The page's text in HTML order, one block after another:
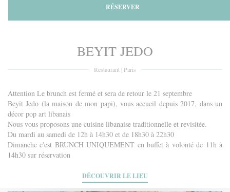
RÉSERVER
BEYIT JEDO
Restaurant | Paris
Attention Le brunch est fermé et sera de retour le 21 septembre
Beyït Jedo (la maison de mon papi), vous accueil depuis 2017, dans un
décor pop art libanais
Nous vous proposons une cuisine libanaise traditionnelle et revisitée.
Du mardi au samedi de 12h à 14h30 et de 18h30 à 22h30
Dimanche c'est BRUNCH UNIQUEMENT en buffet à volonté de 11h à
14h30 sur réservation
DÉCOUVRIR LE LIEU